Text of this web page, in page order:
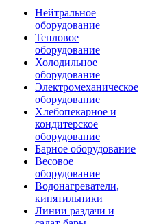
Нейтральное
оборудование
Тепловое
оборудование
Холодильное
оборудование
Электромеханическое
оборудование
Хлебопекарное и
кондитерское
оборудование
Барное оборудование
Весовое
оборудование
Водонагреватели,
кипятильники
Линии раздачи и